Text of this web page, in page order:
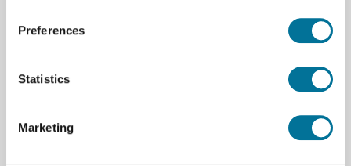
Preferences
Statistics
Marketing
Für einige Experimente, die zwei Kugeln zu
werfen müssen, kann eine zweite